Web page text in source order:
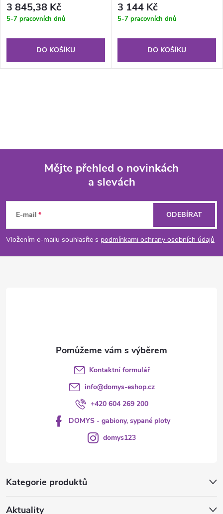
3 845,38 Kč
5-7 pracovních dnů
DO KOŠÍKU
3 144 Kč
5-7 pracovních dnů
DO KOŠÍKU
p
a
Mějte přehled o novinkách
a slevách
E-mail
Vložením e-mailu souhlasíte s podmínkami ochrany osobních údajů
ODEBÍRAT
Kategorie produktů
Aktuality
Kontaktní formulář
info@domys-eshop.cz
+420 604 269 200
DOMYS - gabiony, sypané ploty
domys123